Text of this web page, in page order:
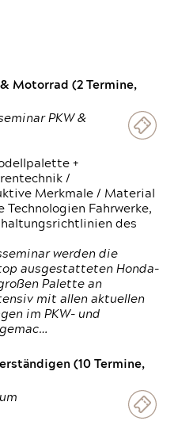
Motorrad (2 Termine,
PKW &
+
/
Merkmale / Material
Technologien Fahrwerke,
des
werden die
ausgestatteten Honda-
Palette an
mit allen aktuellen
im PKW- und
(10 Termine,